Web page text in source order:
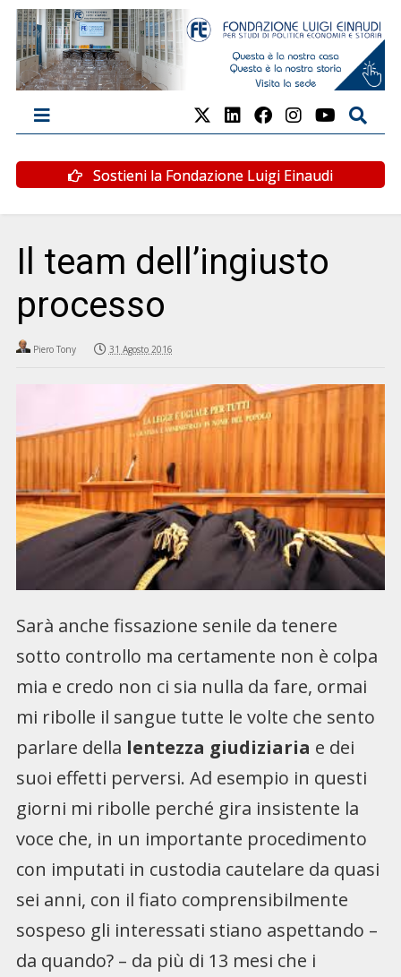
Sostieni la Fondazione Luigi Einaudi
Il team dell’ingiusto
processo
Piero Tony 31 Agosto 2016
Sarà anche fissazione senile da tenere
sotto controllo ma certamente non è colpa
mia e credo non ci sia nulla da fare, ormai
mi ribolle il sangue tutte le volte che sento
parlare della lentezza giudiziaria e dei
suoi effetti perversi. Ad esempio in questi
giorni mi ribolle perché gira insistente la
voce che, in un importante procedimento
con imputati in custodia cautelare da quasi
sei anni, con il fiato comprensibilmente
sospeso gli interessati stiano aspettando –
da quando? – da più di 13 mesi che i